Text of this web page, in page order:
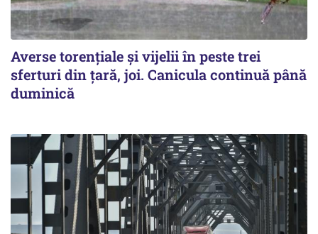
Averse torențiale și vijelii în peste trei
sferturi din țară, joi. Canicula continuă până
duminică